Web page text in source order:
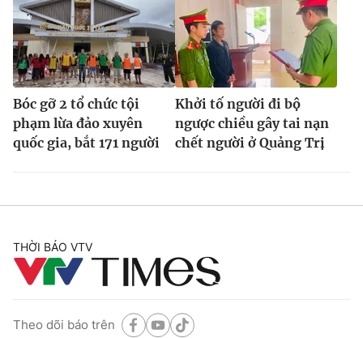
Bóc gỡ 2 tổ chức tội
phạm lừa đảo xuyên
quốc gia, bắt 171 người
Khởi tố người đi bộ
ngược chiều gây tai nạn
chết người ở Quảng Trị
THỜI BÁO VTV
Theo dõi báo trên